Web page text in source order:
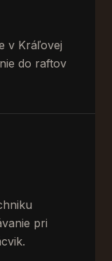
v Kráľovej
do raftov
pri